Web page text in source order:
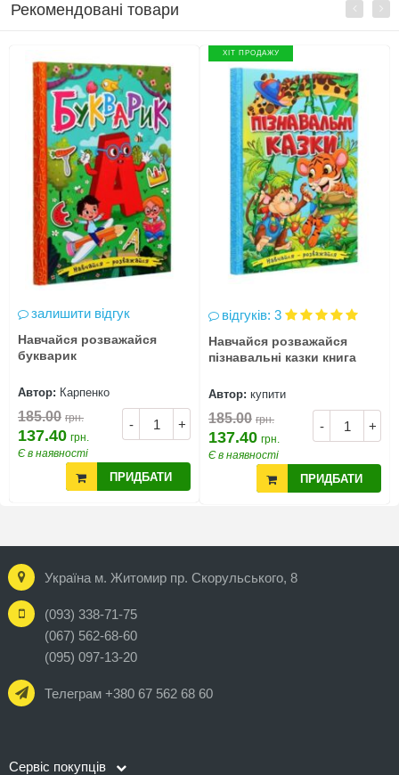
Рекомендовані товари
залишити відгук
Навчайся розважайся
букварик
Автор: Карпенко
- +
185.00 грн.
137.40 грн.
Є в наявності
ПРИДБАТИ
ХІТ ПРОДАЖУ
відгуків: 3
Навчайся розважайся
пізнавальні казки книга
Автор: купити
- +
185.00 грн.
137.40 грн.
Є в наявності
ПРИДБАТИ
Україна м. Житомир пр. Скорульського, 8
(093) 338-71-75
(067) 562-68-60
(095) 097-13-20
Телеграм +380 67 562 68 60
Сервіс покупців